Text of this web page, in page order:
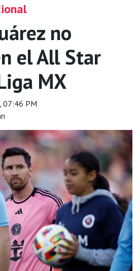
no
el All Star
MX
07:46 PM